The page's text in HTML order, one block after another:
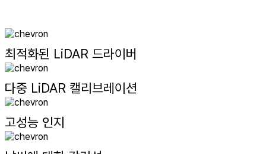
최적화된 LiDAR 드라이버
다중 LiDAR 캘리브레이션
고성능 인지